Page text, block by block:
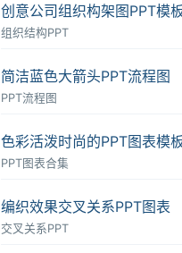
创意公司组织构架图PPT模
组织结构PPT
简洁蓝色大箭头PPT流程图
PPT流程图
色彩活泼时尚的PPT图表模
PPT图表合集
编织效果交叉关系PPT图表
交叉关系PPT